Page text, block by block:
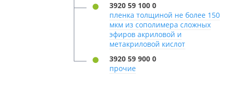
3920 59 100 0
пленка толщиной не более 150
мкм из сополимера сложных
эфиров акриловой и
метакриловой кислот
3920 59 900 0
прочие